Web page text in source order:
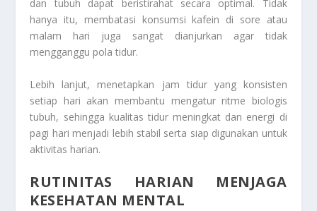
dan tubuh dapat beristirahat secara optimal. Tidak
hanya itu, membatasi konsumsi kafein di sore atau
malam hari juga sangat dianjurkan agar tidak
mengganggu pola tidur.
Lebih lanjut, menetapkan jam tidur yang konsisten
setiap hari akan membantu mengatur ritme biologis
tubuh, sehingga kualitas tidur meningkat dan energi di
pagi hari menjadi lebih stabil serta siap digunakan untuk
aktivitas harian.
RUTINITAS HARIAN MENJAGA
KESEHATAN MENTAL